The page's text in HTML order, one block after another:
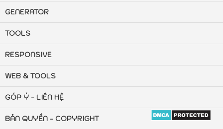
GENERATOR
TOOLS
RESPONSIVE
WEB & TOOLS
GÓP Ý - LIÊN HỆ
BẢN QUYỀN - COPYRIGHT